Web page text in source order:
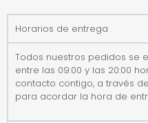
Horarios de entrega
Todos nuestros pedidos se
entre las 09:00 y las 20:00
contacto contigo, a través
para acordar la hora de